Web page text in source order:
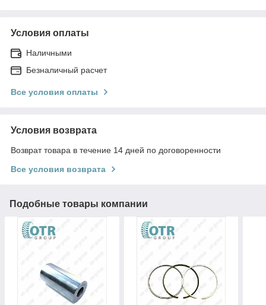
Условия оплаты
Наличными
Безналичный расчет
Все условия оплаты
Условия возврата
Возврат товара в течение 14 дней по договоренности
Все условия возврата
Подобные товары компании